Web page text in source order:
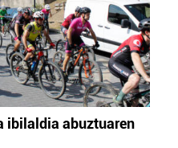
ibilaldia abuztuaren